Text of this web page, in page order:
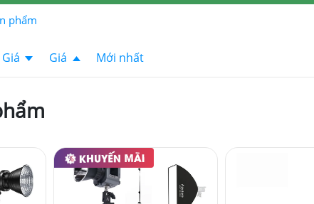
phẩm
Giá Giá Mới nhất